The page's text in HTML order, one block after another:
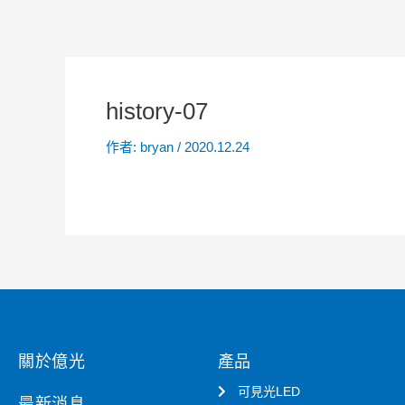
history-07
作者: bryan / 2020.12.24
關於億光 產品
可見光LED